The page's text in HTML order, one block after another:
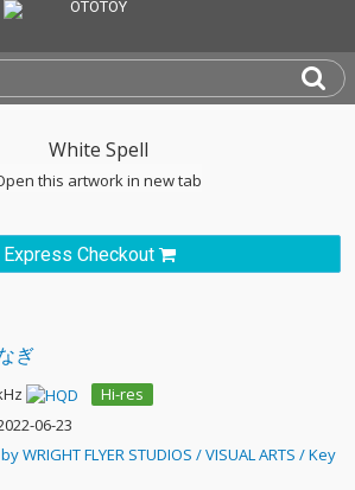
this artwork in new tab
Express Checkout
ぎ
Hi-res
06-23
WRIGHT FLYER STUDIOS / VISUAL ARTS / Key